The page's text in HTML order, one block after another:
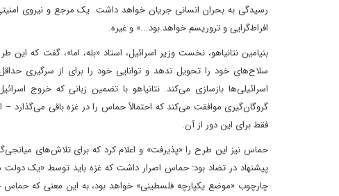
رسیدگی به بحران انسانی جریان خواهد داشت. یک مرجع و نیروی امنیتی
افراط‌گرایی و تروریسم خواهد بود...» و غیره.
بنیامین نتانیاهو، نخست وزیر اسرائیل، استاد «بله، اما»، گفت که
سلاح‌های خود را تحویل ندهد و توانایی خود را برای از سرگیری
اسرائیلی‌ها بازسازی می‌کند. نتانیاهو با تضمین زبانی که خروج
گروگان‌گیری موافقت می‌کند که احتمالاً حماس را در غزه باقی می‌گذارد –
فقط برای این دور از آن.
حماس نیز این طرح را «پذیرفت» و اعلام کرد که برای تلاش‌های
پیشنهاد در تضاد بود: حماس اصرار داشت که غزه باید توسط «یک